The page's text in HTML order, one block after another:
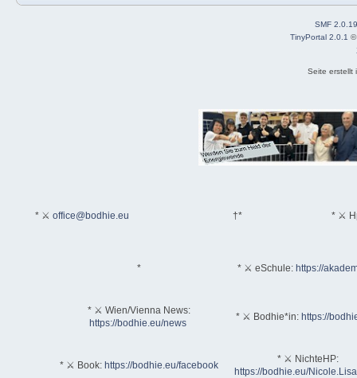
SMF 2.0.19
TinyPortal 2.0.1
Seite erstellt
* ⚔ office@bodhie.eu †* * ⚔
* * ⚔ eSchule: https://
* ⚔ Wien/Vienna News:
https://bodhie.eu/news
* ⚔ Bodhie*in: https://
* ⚔ Book: https://bodhie.eu/facebook
* ⚔ NichteHP:
https://bodhie.eu/